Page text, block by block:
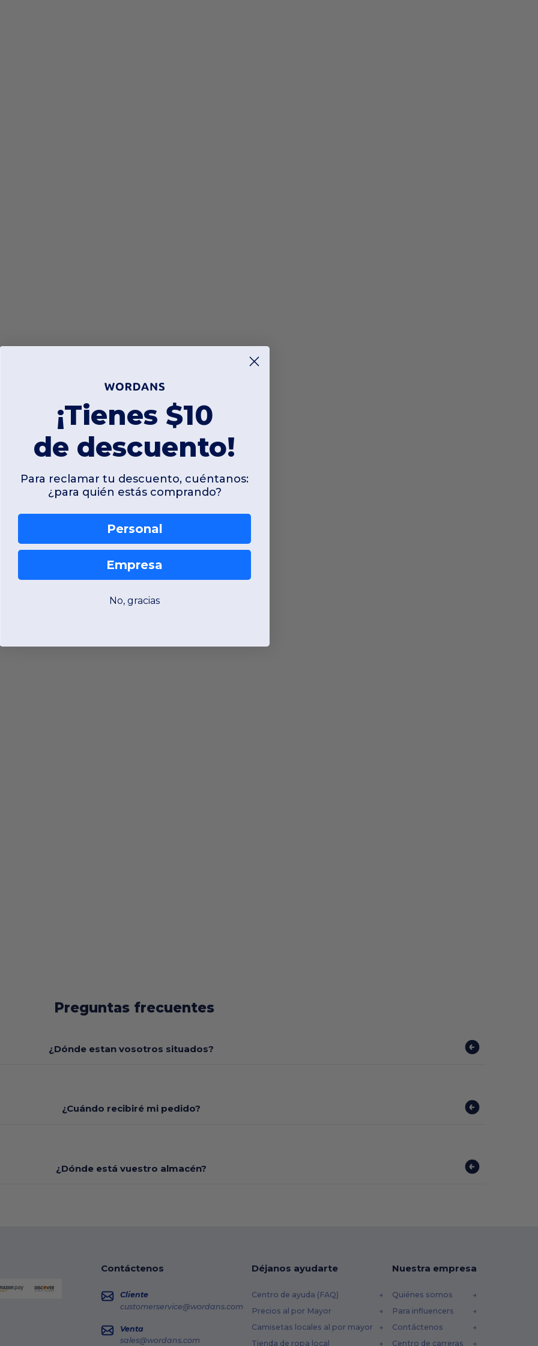
Preguntas frecuentes
¿Dónde estan vosotros situados?
¿Cuándo recibiré mi pedido?
¿Dónde está vuestro almacén?
Contáctenos
Cliente
customerservice@wordans.com
Venta
sales@wordans.com
Déjanos ayudarte
Centro de ayuda (FAQ)
Precios al por Mayor
Camisetas locales al por mayor
Tienda de ropa local
Nuestra empresa
Quiénes somos
Para influencers
Contáctenos
Centro de carreras
¡Tienes $10
de descuento!
Para reclamar tu descuento, cuéntanos:
¿para quién estás comprando?
Personal
Empresa
No, gracias